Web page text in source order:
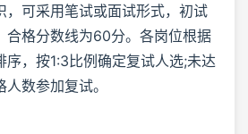
，可采用笔试或面试形式，初试
合格分数线为60分。各岗位根据
序，按1:3比例确定复试人选;未达
数参加复试。